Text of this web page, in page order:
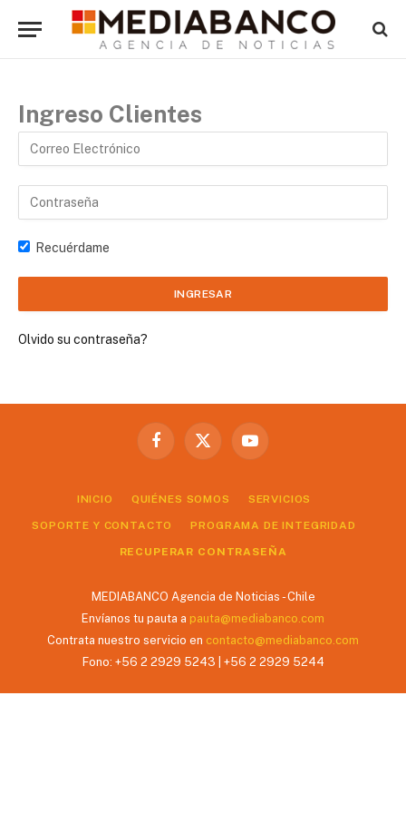
Ingreso Clientes
Recuérdame
Olvido su contraseña?
Facebook
X
YouTube
INICIO QUIÉNES SOMOS SERVICIOS
SOPORTE Y CONTACTO PROGRAMA DE INTEGRIDAD
RECUPERAR CONTRASEÑA
MEDIABANCO Agencia de Noticias - Chile
Envíanos tu pauta a pauta@mediabanco.com
Contrata nuestro servicio en contacto@mediabanco.com
Fono: +56 2 2929 5243 | +56 2 2929 5244